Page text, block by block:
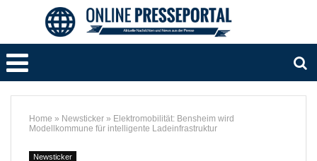
Home » Newsticker » Elektromobilität: Bensheim wird
Modellkommune für intelligente Ladeinfrastruktur
Newsticker